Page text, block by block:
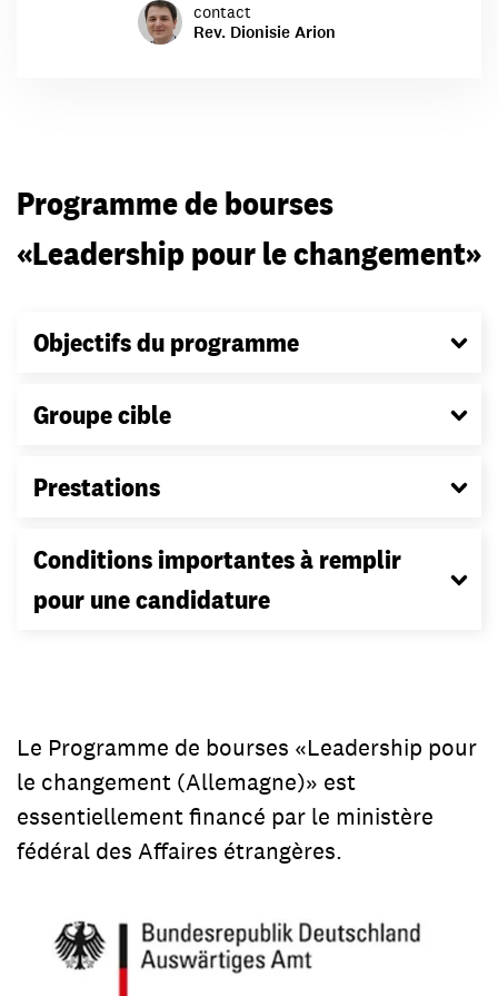
contact
Rev. Dionisie Arion
Programme de bourses
«Leadership pour le changement»
Objectifs du programme
Groupe cible
Prestations
Conditions importantes à remplir
pour une candidature
Le Programme de bourses «Leadership pour
le changement (Allemagne)» est
essentiellement financé par le ministère
fédéral des Affaires étrangères.